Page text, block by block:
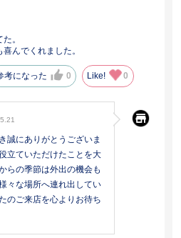
。
んでくれました。
考になった 0 Like! 0
誠にありがとうございま
立ていただけたことを大
らの季節は外出の機会も
々な場所へ連れ出してい
のご来店を心よりお待ち